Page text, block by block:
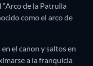
de la Patrulla
como el arco de
el canon y saltos en
a la franquicia